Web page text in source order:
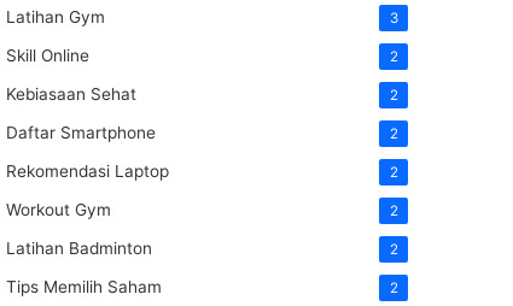
Latihan Gym 3
Skill Online 2
Kebiasaan Sehat 2
Daftar Smartphone 2
Rekomendasi Laptop 2
Workout Gym 2
Latihan Badminton 2
Tips Memilih Saham 2